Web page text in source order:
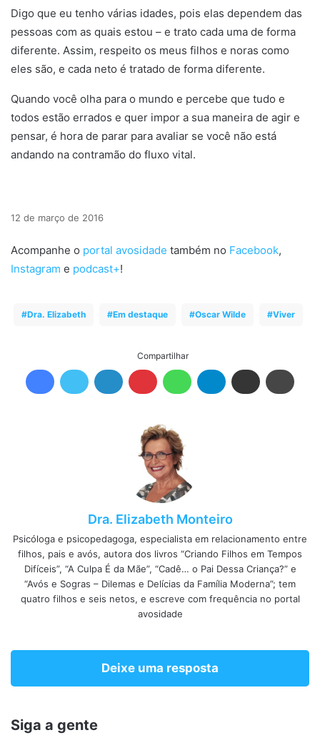
Digo que eu tenho várias idades, pois elas dependem das
pessoas com as quais estou – e trato cada uma de forma
diferente. Assim, respeito os meus filhos e noras como
eles são, e cada neto é tratado de forma diferente.
Quando você olha para o mundo e percebe que tudo e
todos estão errados e quer impor a sua maneira de agir e
pensar, é hora de parar para avaliar se você não está
andando na contramão do fluxo vital.
12 de março de 2016
Acompanhe o portal avosidade também no Facebook,
Instagram e podcast+!
Dra. Elizabeth Em destaque Oscar Wilde Viver
Compartilhar
Dra. Elizabeth Monteiro
Psicóloga e psicopedagoga, especialista em relacionamento entre
filhos, pais e avós, autora dos livros “Criando Filhos em Tempos
Difíceis”, “A Culpa É da Mãe”, “Cadê… o Pai Dessa Criança?” e
“Avós e Sogras – Dilemas e Delícias da Família Moderna”; tem
quatro filhos e seis netos, e escreve com frequência no portal
avosidade
Deixe uma resposta
Siga a gente